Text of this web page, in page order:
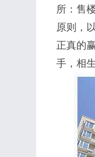
所：售
原则，
正真的
手，相